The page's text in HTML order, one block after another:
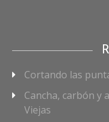
Cortando las
Cancha, carbón y
Viejas